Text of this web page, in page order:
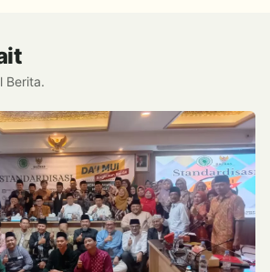
Berita.